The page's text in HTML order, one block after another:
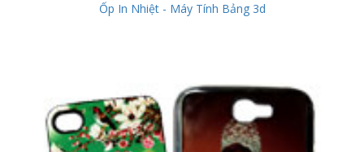
Ốp In Nhiệt - Máy Tính Bảng 3d